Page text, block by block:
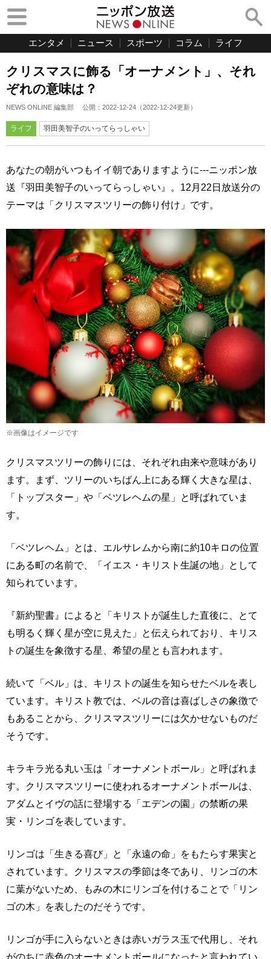
エンタメ ニュース スポーツ コラム ライフ
クリスマスに飾る「オーナメント」、それ
ぞれの意味は？
NEWS ONLINE 編集部 公開： 2022-12-24 （2022-12-24更新）
ライフ 羽田美智子のいってらっしゃい
あなたの朝がいつもイイ朝でありますように---ニッポン放
送『羽田美智子のいってらっしゃい』。12月22日放送分の
テーマは「クリスマスツリーの飾り付け」です。
※画像はイメージです
クリスマスツリーの飾りには、それぞれ由来や意味があり
ます。まず、ツリーのいちばん上にある輝く大きな星は、
「トップスター」や「ベツレヘムの星」と呼ばれていま
す。
「ベツレヘム」とは、エルサレムから南に約10キロの位置
にある町の名前で、「イエス・キリスト生誕の地」として
知られています。
『新約聖書』によると「キリストが誕生した直後に、とて
も明るく輝く星が空に見えた」と伝えられており、キリス
トの誕生を象徴する星、希望の星とも言われます。
続いて「ベル」は、キリストの誕生を知らせたベルを表し
ています。キリスト教では、ベルの音は喜ばしさの象徴で
もあることから、クリスマスツリーには欠かせないものだ
そうです。
キラキラ光る丸い玉は「オーナメントボール」と呼ばれま
す。クリスマスツリーに使われるオーナメントボールは、
アダムとイヴの話に登場する「エデンの園」の禁断の果
実・リンゴを表しています。
リンゴは「生きる喜び」と「永遠の命」をもたらす果実と
されています。クリスマスの季節は冬であり、リンゴの木
に葉がないため、もみの木にリンゴを付けることで「リン
ゴの木」を表したのだそうです。
リンゴが手に入らないときは赤いガラス玉で代用し、それ
がのちに赤色のオーナメントボールになったと言われてい